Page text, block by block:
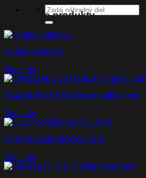
Hľadať:
Súvisiace produkty
Hadica palivová
Viac info
834/11198 JCB Hadica chladiča vody
Viac info
JCB Podložky NORDLOCK
Viac info